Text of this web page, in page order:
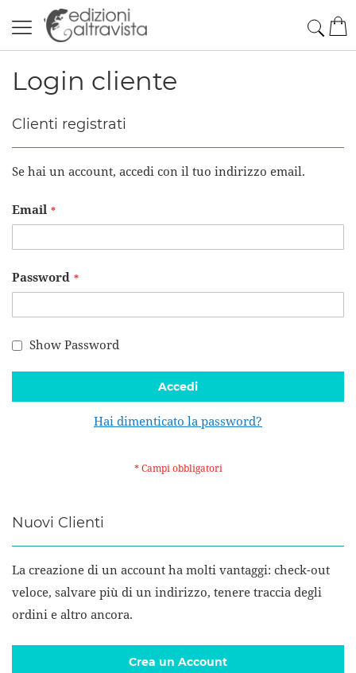
al
contenuto
Login cliente
Clienti registrati
Se hai un account, accedi con il tuo indirizzo email.
Email
Password
Show Password
Accedi
Hai dimenticato la password?
Nuovi Clienti
La creazione di un account ha molti vantaggi: check-out
veloce, salvare più di un indirizzo, tenere traccia degli
ordini e altro ancora.
Crea un Account